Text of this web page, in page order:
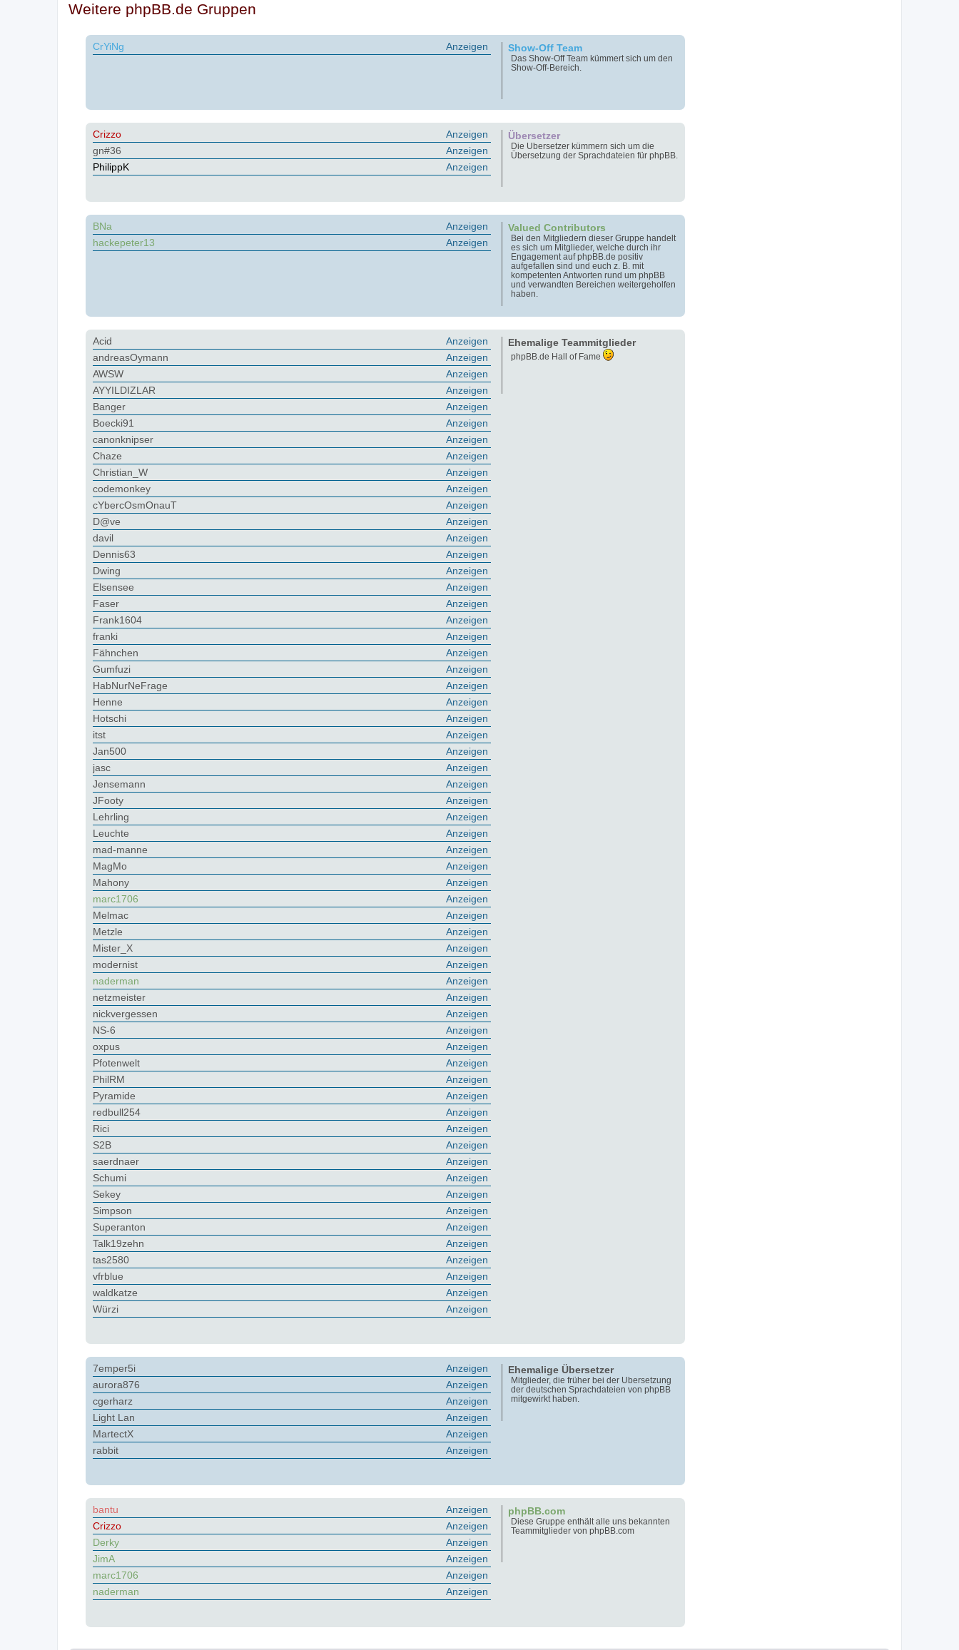
Weitere phpBB.de Gruppen
Show-Off Team
Das Show-Off Team kümmert sich um den
Show-Off-Bereich.
Anzeigen
CrYiNg
Übersetzer
Die Übersetzer kümmern sich um die
Übersetzung der Sprachdateien für phpBB.
Anzeigen
Crizzo
Anzeigen
gn#36
Anzeigen
PhilippK
Valued Contributors
Bei den Mitgliedern dieser Gruppe handelt
es sich um Mitglieder, welche durch ihr
Engagement auf phpBB.de positiv
aufgefallen sind und euch z. B. mit
kompetenten Antworten rund um phpBB
und verwandten Bereichen weitergeholfen
haben.
Anzeigen
BNa
Anzeigen
hackepeter13
Ehemalige Teammitglieder
phpBB.de Hall of Fame
Anzeigen
Acid
Anzeigen
andreasOymann
Anzeigen
AWSW
Anzeigen
AYYILDIZLAR
Anzeigen
Banger
Anzeigen
Boecki91
Anzeigen
canonknipser
Anzeigen
Chaze
Anzeigen
Christian_W
Anzeigen
codemonkey
Anzeigen
cYbercOsmOnauT
Anzeigen
D@ve
Anzeigen
davil
Anzeigen
Dennis63
Anzeigen
Dwing
Anzeigen
Elsensee
Anzeigen
Faser
Anzeigen
Frank1604
Anzeigen
franki
Anzeigen
Fähnchen
Anzeigen
Gumfuzi
Anzeigen
HabNurNeFrage
Anzeigen
Henne
Anzeigen
Hotschi
Anzeigen
itst
Anzeigen
Jan500
Anzeigen
jasc
Anzeigen
Jensemann
Anzeigen
JFooty
Anzeigen
Lehrling
Anzeigen
Leuchte
Anzeigen
mad-manne
Anzeigen
MagMo
Anzeigen
Mahony
Anzeigen
marc1706
Anzeigen
Melmac
Anzeigen
Metzle
Anzeigen
Mister_X
Anzeigen
modernist
Anzeigen
naderman
Anzeigen
netzmeister
Anzeigen
nickvergessen
Anzeigen
NS-6
Anzeigen
oxpus
Anzeigen
Pfotenwelt
Anzeigen
PhilRM
Anzeigen
Pyramide
Anzeigen
redbull254
Anzeigen
Rici
Anzeigen
S2B
Anzeigen
saerdnaer
Anzeigen
Schumi
Anzeigen
Sekey
Anzeigen
Simpson
Anzeigen
Superanton
Anzeigen
Talk19zehn
Anzeigen
tas2580
Anzeigen
vfrblue
Anzeigen
waldkatze
Anzeigen
Würzi
Ehemalige Übersetzer
Mitglieder, die früher bei der Übersetzung
der deutschen Sprachdateien von phpBB
mitgewirkt haben.
Anzeigen
7emper5i
Anzeigen
aurora876
Anzeigen
cgerharz
Anzeigen
Light Lan
Anzeigen
MartectX
Anzeigen
rabbit
phpBB.com
Diese Gruppe enthält alle uns bekannten
Teammitglieder von phpBB.com
Anzeigen
bantu
Anzeigen
Crizzo
Anzeigen
Derky
Anzeigen
JimA
Anzeigen
marc1706
Anzeigen
naderman